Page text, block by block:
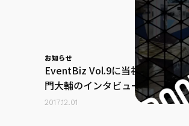
お知らせ
EventBiz Vol.9に当社代表取締
門大輔のインタビュー記事が掲
れました
2017.12.01